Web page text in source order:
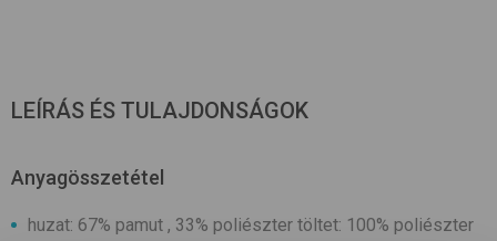
LEÍRÁS ÉS TULAJDONSÁGOK
Anyagösszetétel
huzat: 67% pamut , 33% poliészter töltet: 100% poliészter